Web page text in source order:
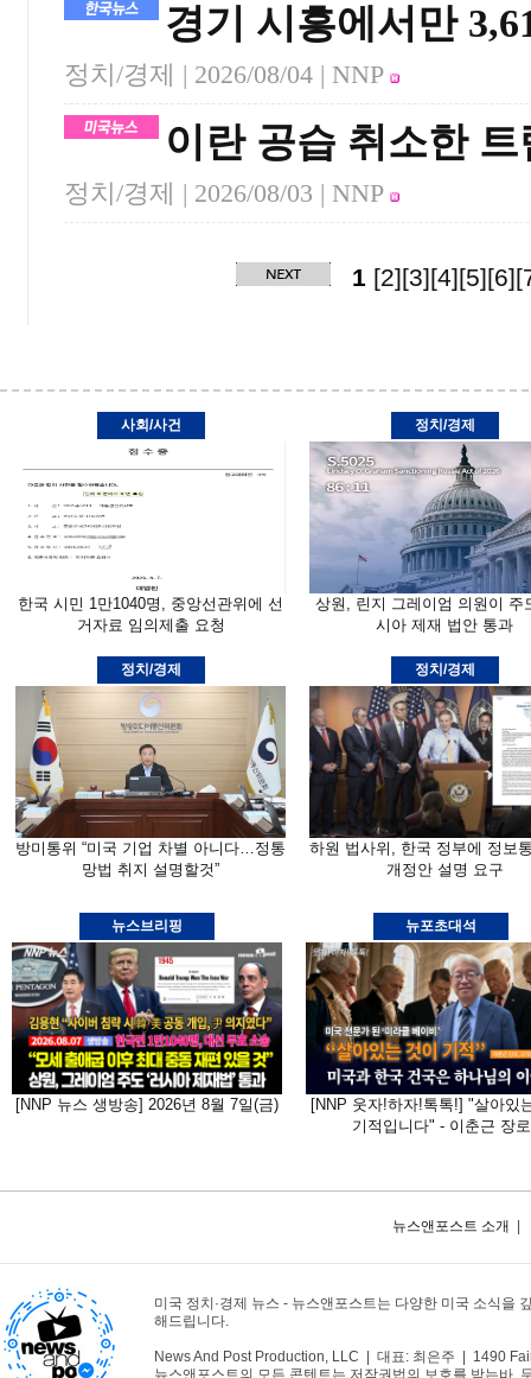
경기 시흥에서만
정치/경제 | 2026/08/04 | NNP
이란 공습 취소한
정치/경제 | 2026/08/03 | NNP
1 [2][3][4][5][6]
사회/사건
한국 시민 1만1040명, 중앙선관위에 선
거자료 임의제출 요청
정치/경제
상원, 린지 그레이엄 의원이 주
시아 제재 법안 통과
정치/경제
방미통위 “미국 기업 차별 아니다…정통
망법 취지 설명할것”
정치/경제
하원 법사위, 한국 정부에 정보
개정안 설명 요구
뉴스브리핑
[NNP 뉴스 생방송] 2026년 8월 7일(금)
뉴포초대석
[NNP 웃자!하자!톡톡!] "살아있
기적입니다" - 이춘근 장로
뉴스앤포스트 소개
미국 정치·경제 뉴스 - 뉴스앤포스트는 다양한 미국 소식을
해드립니다.
News And Post Production, LLC | 대표: 최은주 | 1490
뉴스앤포스트의 모든 콘텐트는 저작권법의 보호를 받는바,